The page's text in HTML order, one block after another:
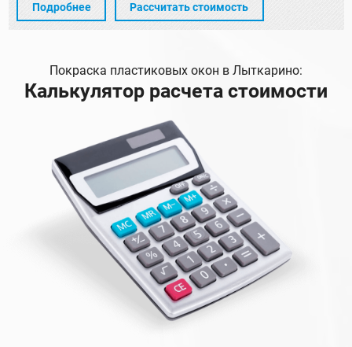
Подробнее Рассчитать стоимость
Покраска пластиковых окон в Лыткарино:
Калькулятор расчета стоимости